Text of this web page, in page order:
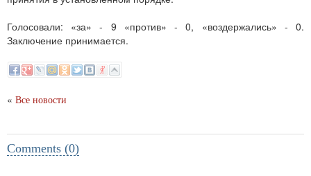
Голосовали: «за» - 9 «против» - 0, «воздержались» - 0.
Заключение принимается.
« Все новости
Comments (0)